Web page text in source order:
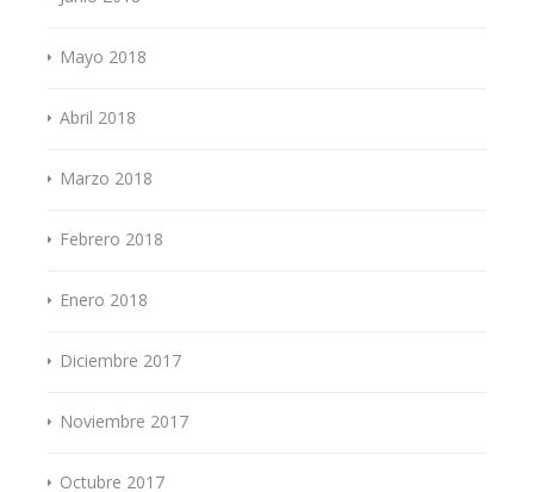
Mayo 2018
Abril 2018
Marzo 2018
Febrero 2018
Enero 2018
Diciembre 2017
Noviembre 2017
Octubre 2017